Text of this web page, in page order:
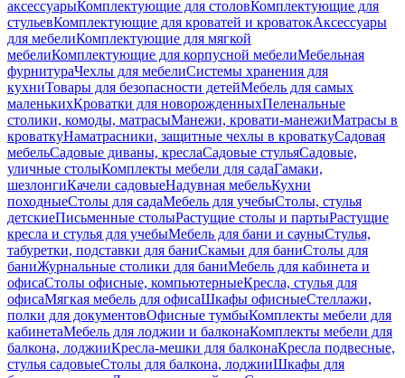
аксессуарыКомплектующие для столовКомплектующие для
стульевКомплектующие для кроватей и кроватокАксессуары
для мебелиКомплектующие для мягкой
мебелиКомплектующие для корпусной мебелиМебельная
фурнитураЧехлы для мебелиСистемы хранения для
кухниТовары для безопасности детейМебель для самых
маленькихКроватки для новорожденныхПеленальные
столики, комоды, матрасыМанежи, кровати-манежиМатрасы в
кроваткуНаматрасники, защитные чехлы в кроваткуСадовая
мебельСадовые диваны, креслаСадовые стульяСадовые,
уличные столыКомплекты мебели для садаГамаки,
шезлонгиКачели садовыеНадувная мебельКухни
походныеСтолы для садаМебель для учебыСтолы, стулья
детскиеПисьменные столыРастущие столы и партыРастущие
кресла и стулья для учебыМебель для бани и сауныСтулья,
табуретки, подставки для баниСкамьи для баниСтолы для
баниЖурнальные столики для баниМебель для кабинета и
офисаСтолы офисные, компьютерныеКресла, стулья для
офисаМягкая мебель для офисаШкафы офисныеСтеллажи,
полки для документовОфисные тумбыКомплекты мебели для
кабинетаМебель для лоджии и балконаКомплекты мебели для
балкона, лоджииКресла-мешки для балконаКресла подвесные,
стулья садовыеСтолы для балкона, лоджииШкафы для